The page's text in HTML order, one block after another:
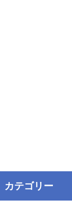
カテゴリー